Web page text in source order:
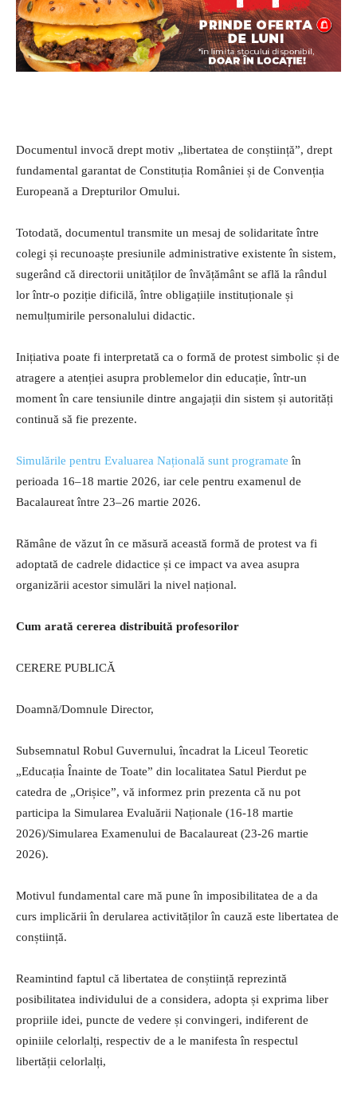
Documentul invocă drept motiv „libertatea de conștiință”, drept
fundamental garantat de Constituția României și de Convenția
Europeană a Drepturilor Omului.
Totodată, documentul transmite un mesaj de solidaritate între
colegi și recunoaște presiunile administrative existente în sistem,
sugerând că directorii unităților de învățământ se află la rândul
lor într-o poziție dificilă, între obligațiile instituționale și
nemulțumirile personalului didactic.
Inițiativa poate fi interpretată ca o formă de protest simbolic și de
atragere a atenției asupra problemelor din educație, într-un
moment în care tensiunile dintre angajații din sistem și autorități
continuă să fie prezente.
Simulările pentru Evaluarea Națională sunt programate în
perioada 16–18 martie 2026, iar cele pentru examenul de
Bacalaureat între 23–26 martie 2026.
Rămâne de văzut în ce măsură această formă de protest va fi
adoptată de cadrele didactice și ce impact va avea asupra
organizării acestor simulări la nivel național.
Cum arată cererea distribuită profesorilor
CERERE PUBLICĂ
Doamnă/Domnule Director,
Subsemnatul Robul Guvernului, încadrat la Liceul Teoretic
„Educația Înainte de Toate” din localitatea Satul Pierdut pe
catedra de „Orișice”, vă informez prin prezenta că nu pot
participa la Simularea Evaluării Naționale (16-18 martie
2026)/Simularea Examenului de Bacalaureat (23-26 martie
2026).
Motivul fundamental care mă pune în imposibilitatea de a da
curs implicării în derularea activităților în cauză este libertatea de
conștiință.
Reamintind faptul că libertatea de conștiință reprezintă
posibilitatea individului de a considera, adopta și exprima liber
propriile idei, puncte de vedere și convingeri, indiferent de
opiniile celorlalți, respectiv de a le manifesta în respectul
libertății celorlalți,